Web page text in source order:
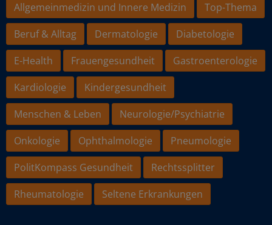
Allgemeinmedizin und Innere Medizin
Top-Thema
Beruf & Alltag
Dermatologie
Diabetologie
E-Health
Frauengesundheit
Gastroenterologie
Kardiologie
Kindergesundheit
Menschen & Leben
Neurologie/Psychiatrie
Onkologie
Ophthalmologie
Pneumologie
PolitKompass Gesundheit
Rechtssplitter
Rheumatologie
Seltene Erkrankungen